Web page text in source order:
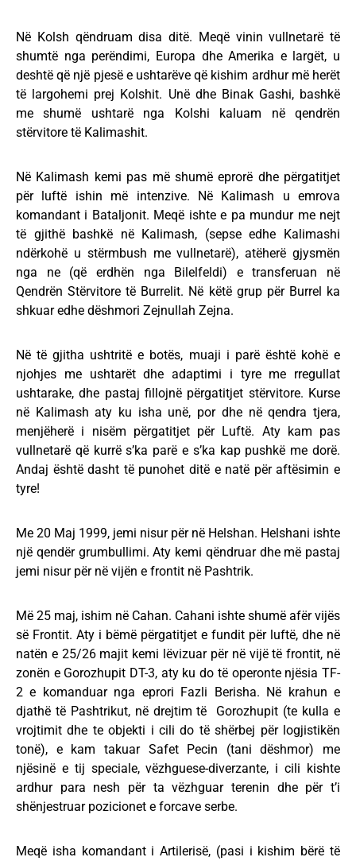
Në Kolsh qëndruam disa ditë. Meqë vinin vullnetarë të
shumtë nga perëndimi, Europa dhe Amerika e largët, u
deshtë që një pjesë e ushtarëve që kishim ardhur më herët
të largohemi prej Kolshit. Unë dhe Binak Gashi, bashkë
me shumë ushtarë nga Kolshi kaluam në qendrën
stërvitore të Kalimashit.
Në Kalimash kemi pas më shumë eprorë dhe përgatitjet
për luftë ishin më intenzive. Në Kalimash u emrova
komandant i Bataljonit. Meqë ishte e pa mundur me nejt
të gjithë bashkë në Kalimash, (sepse edhe Kalimashi
ndërkohë u stërmbush me vullnetarë), atëherë gjysmën
nga ne (që erdhën nga Bilelfeldi) e transferuan në
Qendrën Stërvitore të Burrelit. Në këtë grup për Burrel ka
shkuar edhe dëshmori Zejnullah Zejna.
Në të gjitha ushtritë e botës, muaji i parë është kohë e
njohjes me ushtarët dhe adaptimi i tyre me rregullat
ushtarake, dhe pastaj fillojnë përgatitjet stërvitore. Kurse
në Kalimash aty ku isha unë, por dhe në qendra tjera,
menjëherë i nisëm përgatitjet për Luftë. Aty kam pas
vullnetarë që kurrë s’ka parë e s’ka kap pushkë me dorë.
Andaj është dasht të punohet ditë e natë për aftësimin e
tyre!
Me 20 Maj 1999, jemi nisur për në Helshan. Helshani ishte
një qendër grumbullimi. Aty kemi qëndruar dhe më pastaj
jemi nisur për në vijën e frontit në Pashtrik.
Më 25 maj, ishim në Cahan. Cahani ishte shumë afër vijës
së Frontit. Aty i bëmë përgatitjet e fundit për luftë, dhe në
natën e 25/26 majit kemi lëvizuar për në vijë të frontit, në
zonën e Gorozhupit DT-3, aty ku do të operonte njësia TF-
2 e komanduar nga eprori Fazli Berisha. Në krahun e
djathë të Pashtrikut, në drejtim të Gorozhupit (te kulla e
vrojtimit dhe te objekti i cili do të shërbej për logjistikën
tonë), e kam takuar Safet Pecin (tani dëshmor) me
njësinë e tij speciale, vëzhguese-diverzante, i cili kishte
ardhur para nesh për ta vëzhguar terenin dhe për t’i
shënjestruar pozicionet e forcave serbe.
Meqë isha komandant i Artilerisë, (pasi i kishim bërë të